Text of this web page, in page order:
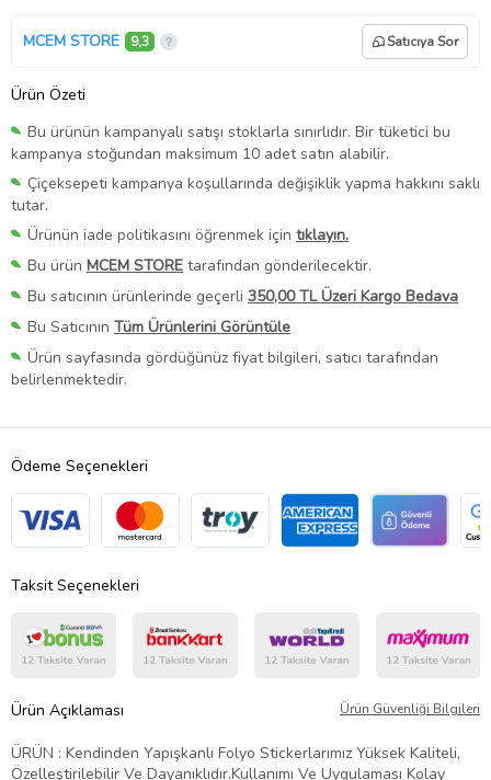
MCEM STORE 9,3 Satıcıya Sor
Ürün Özeti
Bu ürünün kampanyalı satışı stoklarla sınırlıdır. Bir tüketici bu
kampanya stoğundan maksimum 10 adet satın alabilir.
Çiçeksepeti kampanya koşullarında değişiklik yapma hakkını saklı
tutar.
Ürünün iade politikasını öğrenmek için tıklayın.
Bu ürün MCEM STORE tarafından gönderilecektir.
Bu satıcının ürünlerinde geçerli 350,00 TL Üzeri Kargo Bedava
Bu Satıcının Tüm Ürünlerini Görüntüle
Ürün sayfasında gördüğünüz fiyat bilgileri, satıcı tarafından
belirlenmektedir.
Ödeme Seçenekleri
Taksit Seçenekleri
Ürün Açıklaması Ürün Güvenliği Bilgileri
ÜRÜN : Kendinden Yapışkanlı Folyo Stickerlarımız Yüksek Kaliteli,
Özelleştirilebilir Ve Dayanıklıdır.Kullanımı Ve Uygulaması Kolay